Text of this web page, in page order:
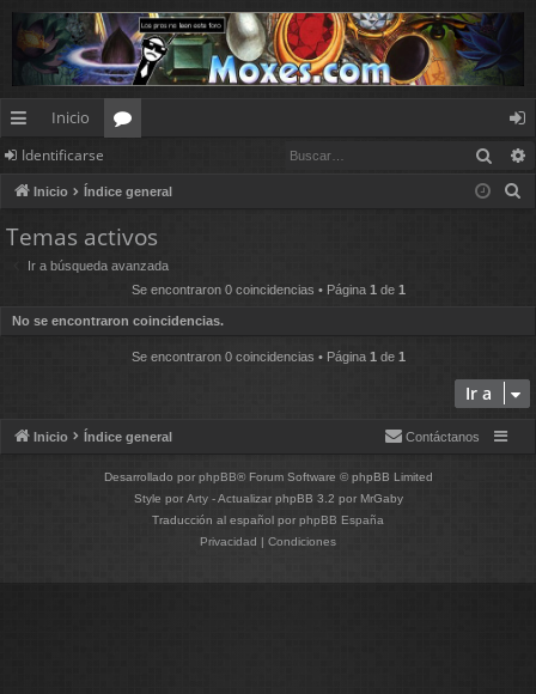
nl
ac
es
pi
Inicio
os
de
nt
Identificarse
Inicio Índice general
Temas activos
Ir a búsqueda avanzada
Se encontraron 0 coincidencias • Página 1 de 1
No se encontraron coincidencias.
Se encontraron 0 coincidencias • Página 1 de 1
Ir a
Inicio Índice general Contáctanos
Desarrollado por phpBB® Forum Software © phpBB Limited
Style por Arty- Actualizar phpBB 3.2 por MrGaby
Traducción al español por phpBB España
Privacidad | Condiciones